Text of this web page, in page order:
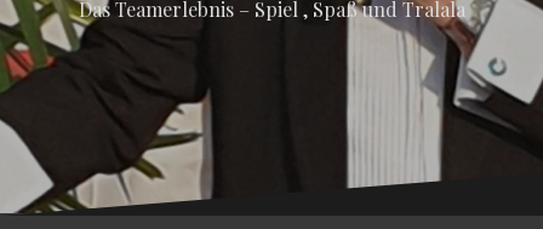
Das Teamerlebnis – Spiel , Spaß und Tralala